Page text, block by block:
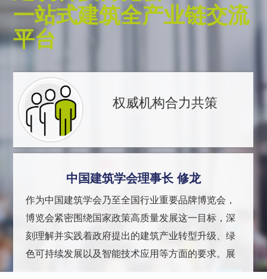
一站式建筑全产业链交流
平台
权威机构合力共策
中国建筑学会理事长 修龙
作为中国建筑学会乃至全国行业重要品牌博览会，
博览会紧密围绕国家政策高质量发展这一目标，深
刻理解并实践着政府提出的建筑产业转型升级、绿
色可持续发展以及智能技术应用等方面的要求。展